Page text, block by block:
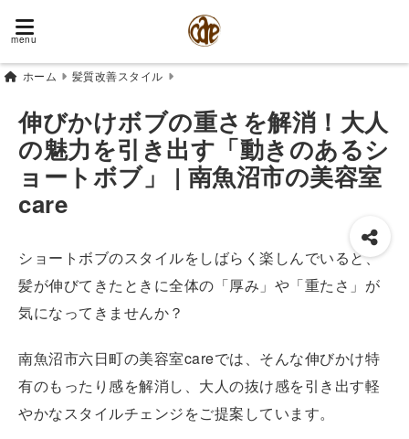
menu
ホーム 髪質改善スタイル
伸びかけボブの重さを解消！大人
の魅力を引き出す「動きのあるシ
ョートボブ」 | 南魚沼市の美容室
care
ショートボブのスタイルをしばらく楽しんでいると、
髪が伸びてきたときに全体の「厚み」や「重たさ」が
気になってきませんか？
南魚沼市六日町の美容室careでは、そんな伸びかけ特
有のもったり感を解消し、大人の抜け感を引き出す軽
やかなスタイルチェンジをご提案しています。